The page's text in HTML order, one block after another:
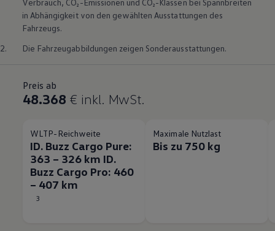
Verbrauch, CO₂-Emissionen und CO₂-Klassen bei Spannbreiten
in Abhängigkeit von den gewählten Ausstattungen des
Fahrzeugs.
2.
Die Fahrzeugabbildungen zeigen Sonderausstattungen.
Preis ab
48.368 € inkl. MwSt.
WLTP-Reichweite
ID. Buzz Cargo Pure:
363 – 326 km ID.
Buzz Cargo Pro: 460
– 407 km
3
Maximale Nutzlast
Bis zu 750 kg